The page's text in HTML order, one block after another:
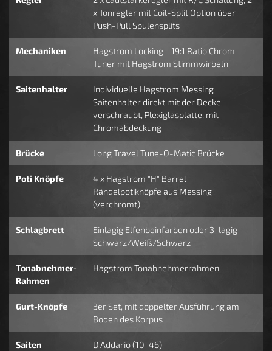
x Tonregler mit Coil-Split Option über
Push-Pull Spulensplits
Mechaniken
Hagstrom Locking - 19:1 Ratio Chrom-
Tuner mit Hagstrom Stimmwirbeln
Saitenhalter
Individuelle Hagstrom Messing
Saitenhalter direkt mit der Decke
verschraubt, Plexiglasplatte, mit
Chromabdeckung
Brücke Long Travel Tune-O-Matic Brücke
Poti Knöpfe
4 x Hagstrom "H" Barrel
Rändelpotiknöpfe aus Messing
(verchromt)
Schlagbrett
Einlagig Elfenbeinfarben oder 3-lagig
Schwarz/Weiß/Schwarz
Tonabnehmer-
Rahmen
Hagstrom Tonabnehmerrahmen
Gurt-Knöpfe
3er Set, mit doppelter Ausführung am
Boden des Korpus
Saiten D’Addario (10-46)